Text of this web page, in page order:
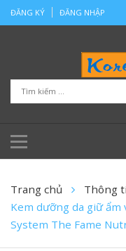
ĐĂNG KÝ ĐĂNG NHẬP
Trang chủ
Thông
Kem dưỡng da giữ
System The Fame